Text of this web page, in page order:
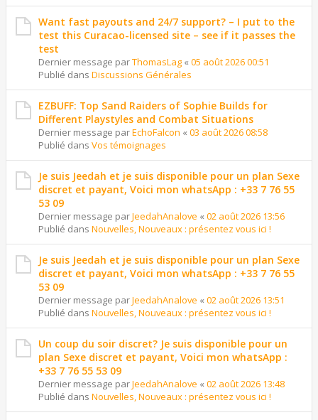
Want fast payouts and 24/7 support? – I put to the
test this Curacao-licensed site – see if it passes the
test
Dernier message parThomasLag « 05 août 2026 00:51
Publié dans Discussions Générales
EZBUFF: Top Sand Raiders of Sophie Builds for
Different Playstyles and Combat Situations
Dernier message parEchoFalcon « 03 août 2026 08:58
Publié dans Vos témoignages
Je suis Jeedah et je suis disponible pour un plan Sexe
discret et payant, Voici mon whatsApp : +33 7 76 55
53 09
Dernier message parJeedahAnalove « 02 août 2026 13:56
Publié dans Nouvelles, Nouveaux : présentez vous ici !
Je suis Jeedah et je suis disponible pour un plan Sexe
discret et payant, Voici mon whatsApp : +33 7 76 55
53 09
Dernier message parJeedahAnalove « 02 août 2026 13:51
Publié dans Nouvelles, Nouveaux : présentez vous ici !
Un coup du soir discret? Je suis disponible pour un
plan Sexe discret et payant, Voici mon whatsApp :
+33 7 76 55 53 09
Dernier message parJeedahAnalove « 02 août 2026 13:48
Publié dans Nouvelles, Nouveaux : présentez vous ici !